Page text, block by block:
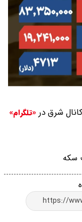
شرق در «تلگرام»
سکه